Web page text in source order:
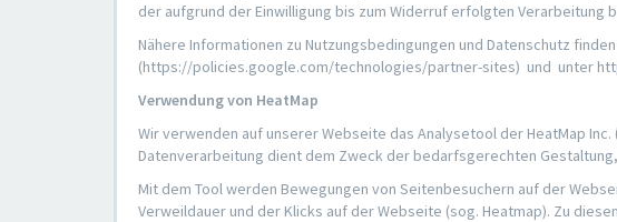
der aufgrund der Einwilligung bis zum Widerruf erfolgten Verarbeitung
Nähere Informationen zu Nutzungsbedingungen und Datenschutz
(https://policies.google.com/technologies/partner-sites) und unter
Verwendung von HeatMap
Wir verwenden auf unserer Webseite das Analysetool der HeatMap Inc.
Datenverarbeitung dient dem Zweck der bedarfsgerechten
Mit dem Tool werden Bewegungen von Seitenbesuchern auf der
Verweildauer und der Klicks auf der Webseite (sog. Heatmap). Zu